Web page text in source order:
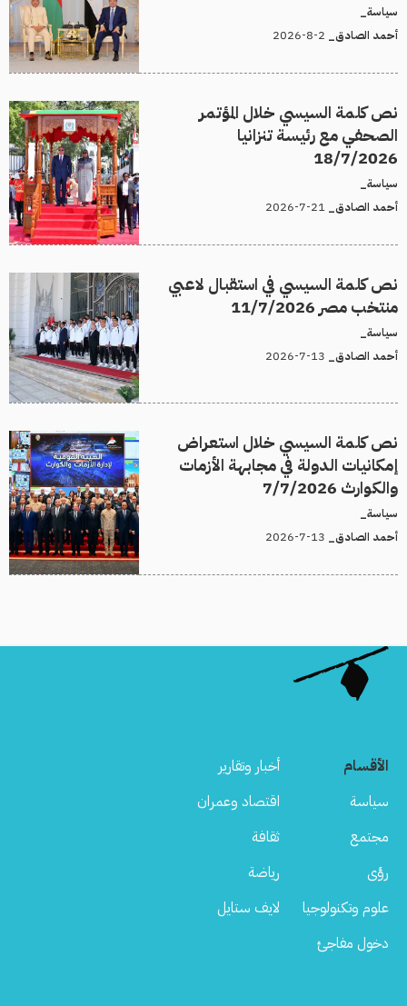
سياسة_
أحمد الصادق_
نص كلمة السيسي خلال المؤتمر
الصحفي مع رئيسة تنزانيا
18/7/2026
سياسة_
أحمد الصادق_
نص كلمة السيسي في استقبال لاعبي
منتخب مصر 11/7/2026
سياسة_
أحمد الصادق_
نص كلمة السيسي خلال استعراض
إمكانيات الدولة في مجابهة الأزمات
والكوارث 7/7/2026
سياسة_
أحمد الصادق_
الأقسام
أخبار وتقارير
سياسة
اقتصاد وعمران
مجتمع
ثقافة
رؤى
رياضة
علوم وتكنولوجيا
لايف ستايل
دخول مفاجئ